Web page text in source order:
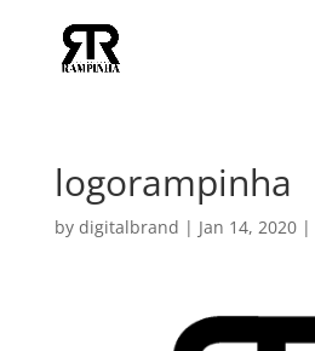
logorampinha
by digitalbrand | Jan 14, 2020|